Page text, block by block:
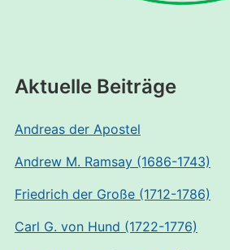
Aktuelle Beiträge
Andreas der Apostel
Andrew M. Ramsay (1686-1743)
Friedrich der Große (1712-1786)
Carl G. von Hund (1722-1776)